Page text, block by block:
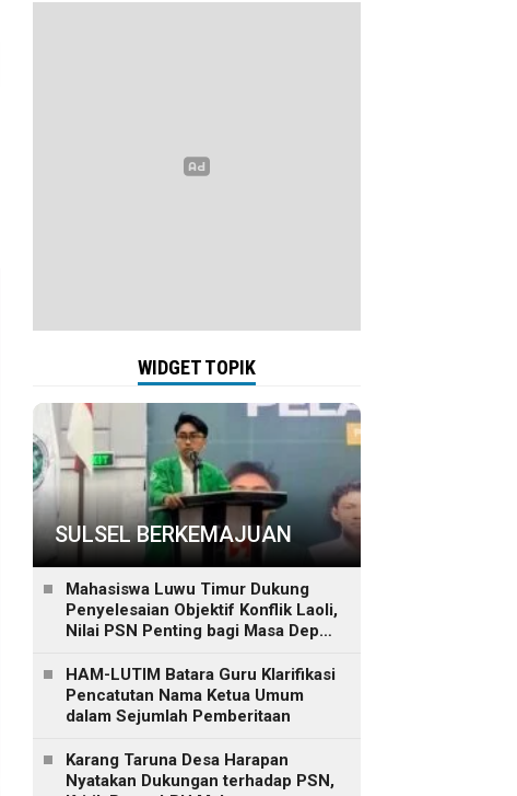
WIDGET TOPIK
SULSEL BERKEMAJUAN
Mahasiswa Luwu Timur Dukung
Penyelesaian Objektif Konflik Laoli,
Nilai PSN Penting bagi Masa Depan
HAM-LUTIM Batara Guru Klarifikasi
Pencatutan Nama Ketua Umum
dalam Sejumlah Pemberitaan
Karang Taruna Desa Harapan
Nyatakan Dukungan terhadap PSN,